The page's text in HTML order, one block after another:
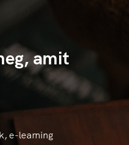
amit
e-learning